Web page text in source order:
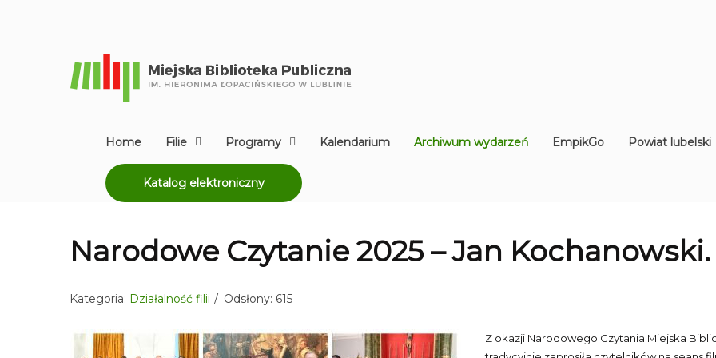
Home Filie Programy Kalendarium Archiwum wydarzeń EmpikGo Powiat lubelski
Katalog elektroniczny
Narodowe Czytanie 2025 – Jan
Kategoria: Działalność filii Odsłony: 615
Z okazji Narodowego Czytania Miejska